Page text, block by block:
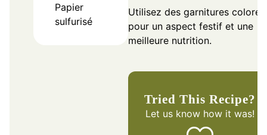
Papier
sulfurisé
Utilisez des garnitures
pour un aspect festif et une
meilleure nutrition.
Tried This Recipe?
Let us knowhow it was!